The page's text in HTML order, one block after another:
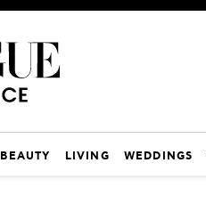
BEAUTY LIVING WEDDINGS